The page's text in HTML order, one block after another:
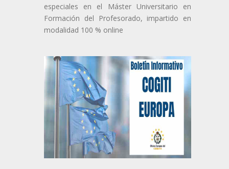
especiales en el Máster Universitario en
Formación del Profesorado, impartido en
modalidad 100 % online